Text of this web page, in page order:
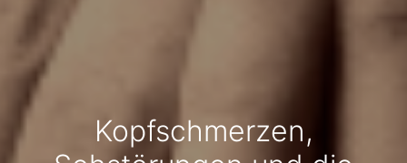
Kopfschmerzen,